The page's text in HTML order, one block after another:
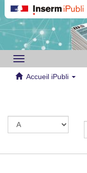
Toggle
navigation
Accueil iPubli